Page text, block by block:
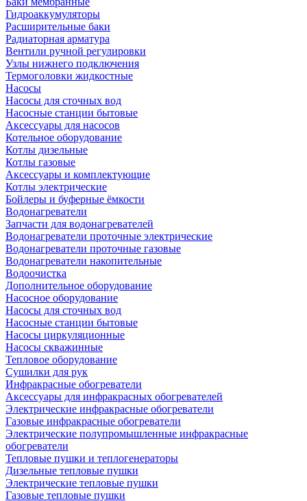
Гидроаккумуляторы
Расширительные баки
Радиаторная арматура
Вентили ручной регулировки
Узлы нижнего подключения
Термоголовки жидкостные
Насосы
Насосы для сточных вод
Насосные станции бытовые
Аксессуары для насосов
Котельное оборудование
Котлы дизельные
Котлы газовые
Аксессуары и комплектующие
Котлы электрические
Бойлеры и буферные ёмкости
Водонагреватели
Запчасти для водонагревателей
Водонагреватели проточные электрические
Водонагреватели проточные газовые
Водонагреватели накопительные
Водоочистка
Дополнительное оборудование
Насосное оборудование
Насосы для сточных вод
Насосные станции бытовые
Насосы циркуляционные
Насосы скважинные
Тепловое оборудование
Сушилки для рук
Инфракрасные обогреватели
Аксессуары для инфракрасных обогревателей
Электрические инфракрасные обогреватели
Газовые инфракрасные обогреватели
Электрические полупромышленные инфракрасные
обогреватели
Тепловые пушки и теплогенераторы
Дизельные тепловые пушки
Электрические тепловые пушки
Газовые тепловые пушки